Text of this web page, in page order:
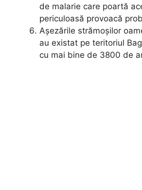
de malarie care poartă
periculoasă provoacă
Așezările strămoșilor
au existat pe teritoriul
cu mai bine de 3800 de